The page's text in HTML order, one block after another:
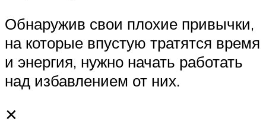
Обнаружив свои плохие привычки,
на которые впустую тратятся время
и энергия, нужно начать работать
над избавлением от них.
✕